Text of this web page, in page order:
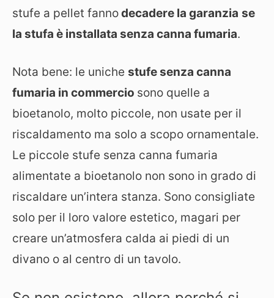
stufe a pellet fannodecadere la garanzia se
la stufa è installata senza canna fumaria.
Nota bene: le uniche stufe senza canna
fumaria in commercio sono quelle a
bioetanolo, molto piccole, non usate per il
riscaldamento ma solo a scopo ornamentale.
Le piccole stufe senza canna fumaria
alimentate a bioetanolo non sono in grado di
riscaldare un’intera stanza. Sono consigliate
solo per il loro valore estetico, magari per
creare un’atmosfera calda ai piedi di un
divano o al centro di un tavolo.